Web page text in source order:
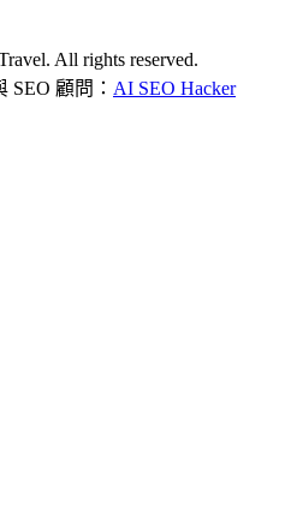
All rights reserved.
SEO 顧問： AI SEO Hacker